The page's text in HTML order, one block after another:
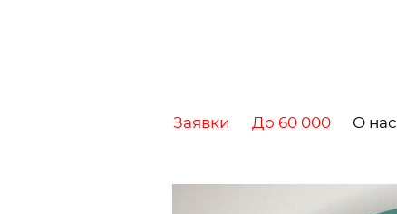
Заявки До 60 000 О нас